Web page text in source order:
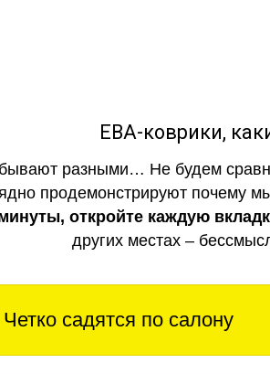
ЕВА-коврики,
разными… Не будем
продемонстрируют почему
откройте каждую
других местах –
Четко садятся по салону